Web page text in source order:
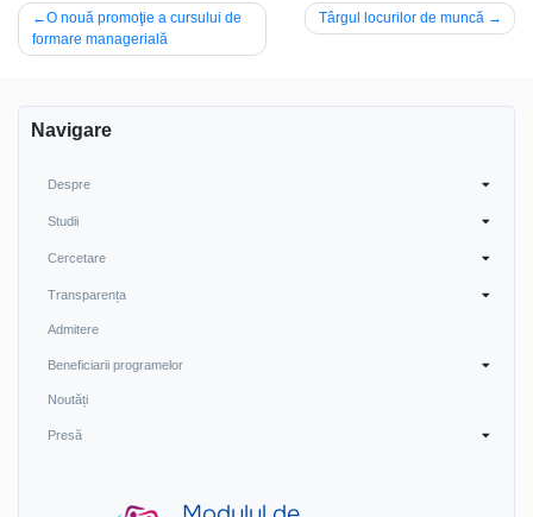
Navigare
în
O nouă promoţie a cursului de
formare managerială
Târgul locurilor de muncă
Navigare
Despre
Studii
Cercetare
Transparența
Admitere
Beneficiarii programelor
Noutăți
Presă